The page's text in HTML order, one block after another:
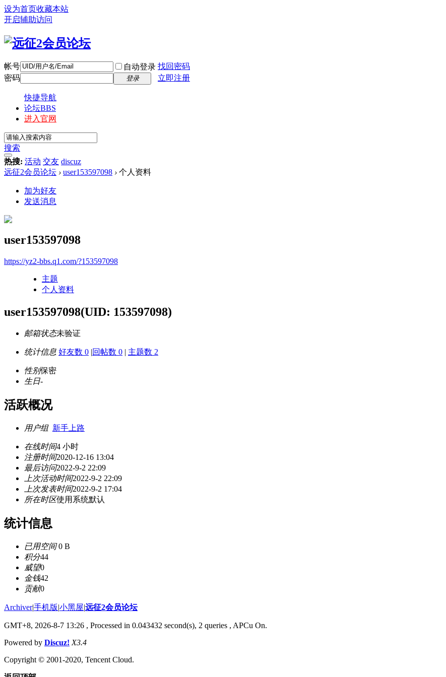
设为首页收藏本站
开启辅助访问
帐号 自动登录 找回密码
密码
登录 立即注册
快捷导航
论坛BBS
进入官网
搜索
热搜: 活动 交友 discuz
远征2会员论坛 › user153597098 › 个人资料
加为好友
发送消息
user153597098
https://yz2-bbs.q1.com/?153597098
主题
个人资料
user153597098(UID: 153597098)
邮箱状态未验证
统计信息 好友数 0 |回帖数 0 | 主题数 2
性别保密
生日-
活跃概况
用户组 新手上路
在线时间4 小时
注册时间2020-12-16 13:04
最后访问2022-9-2 22:09
上次活动时间2022-9-2 22:09
上次发表时间2022-9-2 17:04
所在时区使用系统默认
统计信息
已用空间0 B
积分44
威望0
金钱42
贡献0
Archiver|手机版|小黑屋|远征2会员论坛
GMT+8, 2026-8-7 13:26 , Processed in 0.043432 second(s), 2 queries , APCu On.
Powered by Discuz! X3.4
Copyright © 2001-2020, Tencent Cloud.